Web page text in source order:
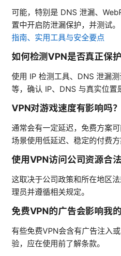
可能，特别是 DNS 泄漏、
置中开启防泄漏保护，并测试。
指南、实用工具与安全要点
如何检测VPN是否真正保
使用 IP 检测工具、DNS 泄漏
等，确认 IP、DNS 与真实位置
VPN对游戏速度有影响吗？
通常会有一定延迟，免费方案
场景使用低延迟、稳定的付费方
使用VPN访问公司资源合法
这取决于公司政策和所在地区
理员并遵循相关规定。
免费VPN的广告会影响我的
有些免费VPN会含有广告注入
验，应在使用前了解条款。